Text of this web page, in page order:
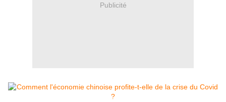
Publicité